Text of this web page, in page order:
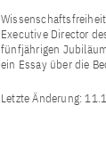
Executive Director
fünfjährigen
ein Essay über die
Letzte Änderung: